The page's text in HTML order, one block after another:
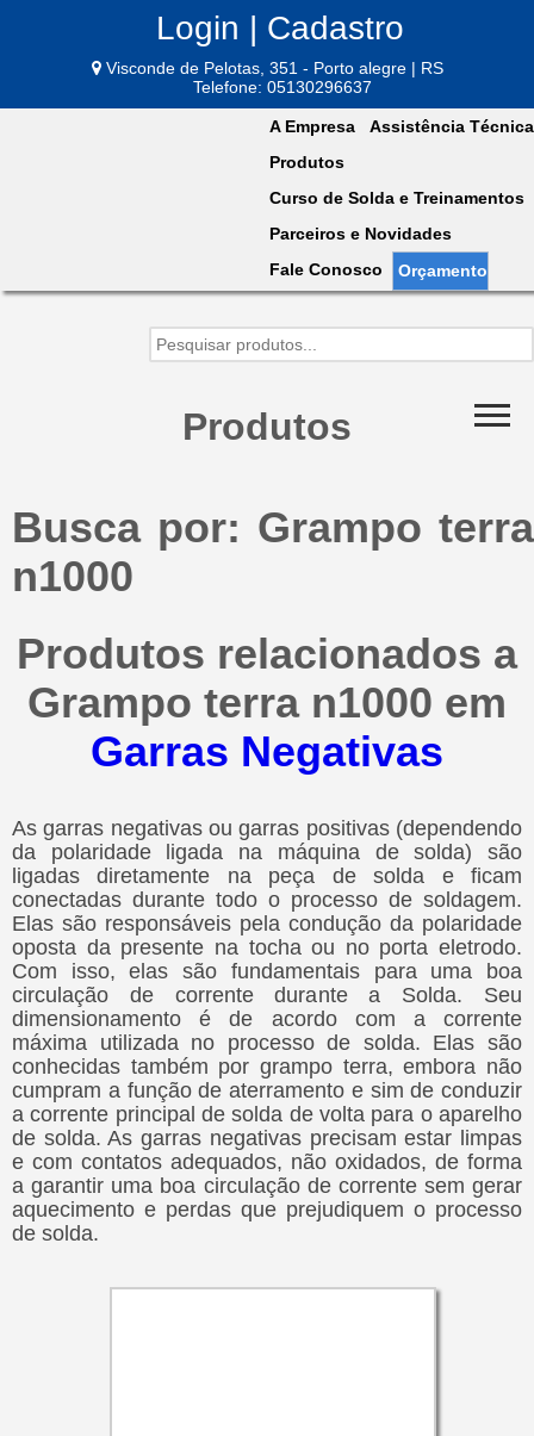
Login | Cadastro
Visconde de Pelotas, 351 - Porto alegre | RS
Telefone: 05130296637
A Empresa
Assistência Técnica
Produtos
Curso de Solda e Treinamentos
Parceiros e Novidades
Fale Conosco
Orçamento
Produtos
Busca por: Grampo terra
n1000
Produtos relacionados a
Grampo terra n1000 em
Garras Negativas
As garras negativas ou garras positivas (dependendo
da polaridade ligada na máquina de solda) são
ligadas diretamente na peça de solda e ficam
conectadas durante todo o processo de soldagem.
Elas são responsáveis pela condução da polaridade
oposta da presente na tocha ou no porta eletrodo.
Com isso, elas são fundamentais para uma boa
circulação de corrente durante a Solda. Seu
dimensionamento é de acordo com a corrente
máxima utilizada no processo de solda. Elas são
conhecidas também por grampo terra, embora não
cumpram a função de aterramento e sim de conduzir
a corrente principal de solda de volta para o aparelho
de solda. As garras negativas precisam estar limpas
e com contatos adequados, não oxidados, de forma
a garantir uma boa circulação de corrente sem gerar
aquecimento e perdas que prejudiquem o processo
de solda.